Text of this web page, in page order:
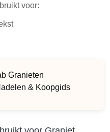
voor:
Granieten
& Koopgids